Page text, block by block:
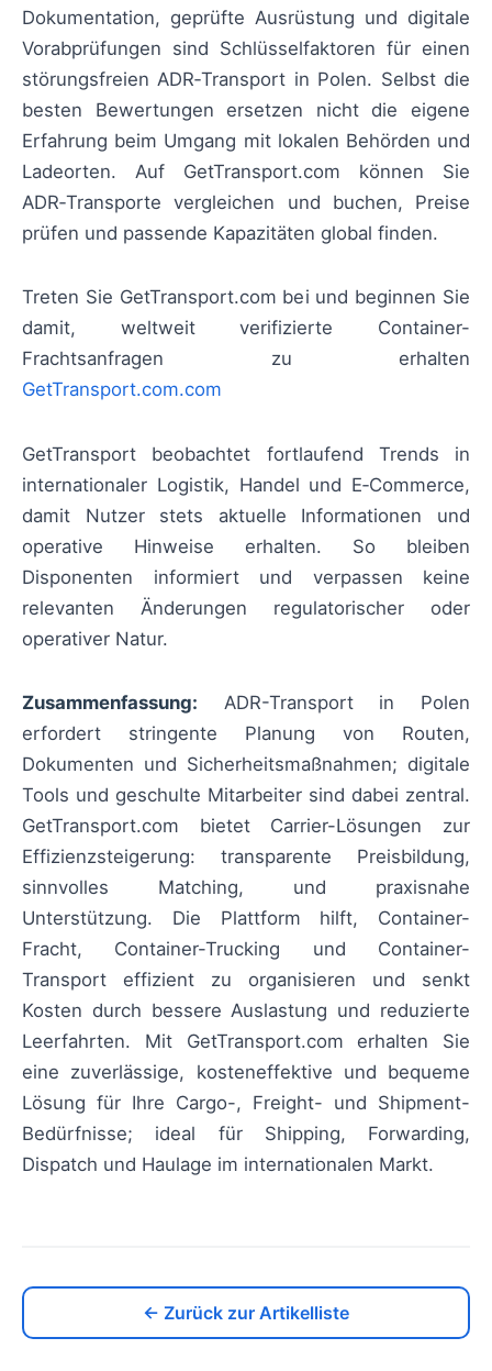
Dokumentation, geprüfte Ausrüstung und digitale
Vorabprüfungen sind Schlüsselfaktoren für einen
störungsfreien ADR‑Transport in Polen. Selbst die
besten Bewertungen ersetzen nicht die eigene
Erfahrung beim Umgang mit lokalen Behörden und
Ladeorten. Auf GetTransport.com können Sie
ADR‑Transporte vergleichen und buchen, Preise
prüfen und passende Kapazitäten global finden.
Treten Sie GetTransport.com bei und beginnen Sie
damit, weltweit verifizierte Container-
Frachtsanfragen zu erhalten
GetTransport.com.com
GetTransport beobachtet fortlaufend Trends in
internationaler Logistik, Handel und E‑Commerce,
damit Nutzer stets aktuelle Informationen und
operative Hinweise erhalten. So bleiben
Disponenten informiert und verpassen keine
relevanten Änderungen regulatorischer oder
operativer Natur.
Zusammenfassung: ADR-Transport in Polen
erfordert stringente Planung von Routen,
Dokumenten und Sicherheitsmaßnahmen; digitale
Tools und geschulte Mitarbeiter sind dabei zentral.
GetTransport.com bietet Carrier-Lösungen zur
Effizienzsteigerung: transparente Preisbildung,
sinnvolles Matching, und praxisnahe
Unterstützung. Die Plattform hilft, Container-
Fracht, Container-Trucking und Container-
Transport effizient zu organisieren und senkt
Kosten durch bessere Auslastung und reduzierte
Leerfahrten. Mit GetTransport.com erhalten Sie
eine zuverlässige, kosteneffektive und bequeme
Lösung für Ihre Cargo-, Freight- und Shipment-
Bedürfnisse; ideal für Shipping, Forwarding,
Dispatch und Haulage im internationalen Markt.
← Zurück zur Artikelliste